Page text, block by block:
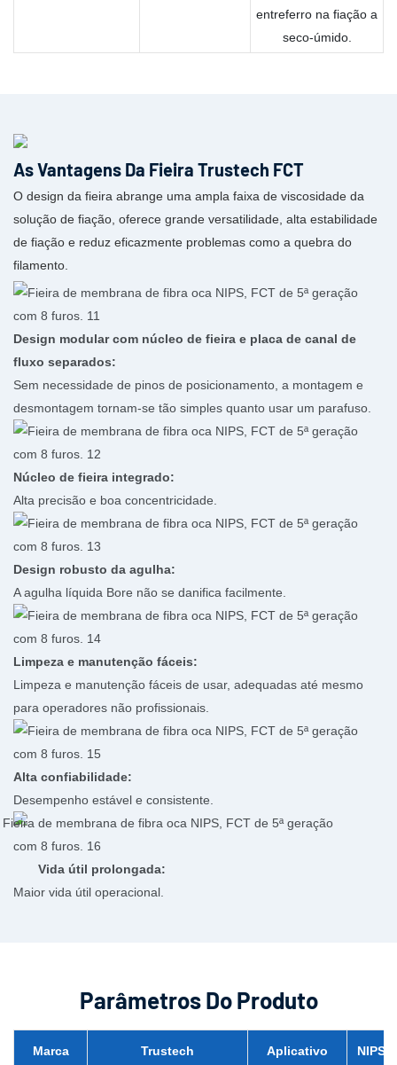
entreferro na fiação a
seco-úmido.
As Vantagens Da Fieira Trustech FCT
O design da fieira abrange uma ampla faixa de viscosidade da
solução de fiação, oferece grande versatilidade, alta estabilidade
de fiação e reduz eficazmente problemas como a quebra do
filamento.
Design modular com núcleo de fieira e placa de canal de
fluxo separados:
Sem necessidade de pinos de posicionamento, a montagem e
desmontagem tornam-se tão simples quanto usar um parafuso.
Núcleo de fieira integrado:
Alta precisão e boa concentricidade.
Design robusto da agulha:
A agulha líquida Bore não se danifica facilmente.
Limpeza e manutenção fáceis:
Limpeza e manutenção fáceis de usar, adequadas até mesmo
para operadores não profissionais.
Alta confiabilidade:
Desempenho estável e consistente.
Vida útil prolongada:
Maior vida útil operacional.
Parâmetros Do Produto
Marca Trustech Aplicativo NIPS